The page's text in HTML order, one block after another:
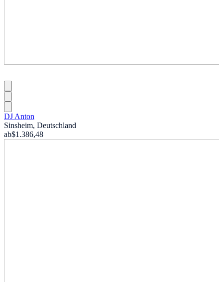
DJ Anton
Sinsheim, Deutschland
ab$1.386,48